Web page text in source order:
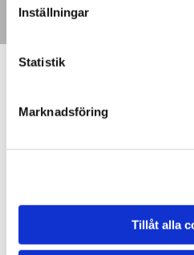
Inställningar
Statistik
Marknadsföring
Tillåt alla
JAG
Vad vill du ha hjälp